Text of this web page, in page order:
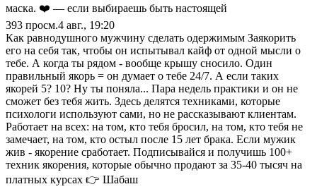
маска. ❤️ — если выбираешь быть настоящей
393 просм.4 авг., 19:20
Как равнодушного мужчину сделать одержимым Заякорить
его на себя так, чтобы он испытывал кайф от одной мысли о
тебе. А когда ты рядом - вообще крышу сносило. Один
правильный якорь = он думает о тебе 24/7. А если таких
якорей 5? 10? Ну ты поняла... Пара недель практики и он не
сможет без тебя жить. Здесь делятся техниками, которые
психологи используют сами, но не рассказывают клиентам.
Работает на всех: на том, кто тебя бросил, на том, кто тебя не
замечает, на том, кто остыл после 15 лет брака. Если мужик
жив - якорение сработает. Подписывайся и получишь 100+
техник якорения, которые обычно продают за 35-40 тысяч на
платных курсах 👉 Шабаш